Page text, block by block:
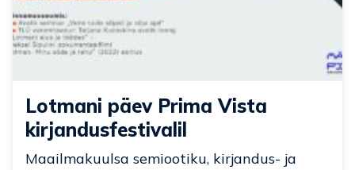
Lotmani päev Prima Vista
kirjandusfestivalil
Maailmakuulsa semiootiku, kirjandus- ja